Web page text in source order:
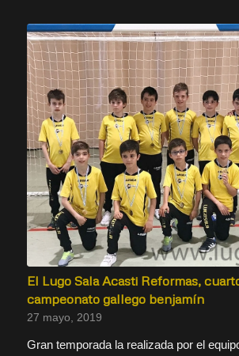
El Lugo Sala Acasti Reformas,
campeonato gallego benjamín
27 mayo, 2019
Gran temporada la realizada por el